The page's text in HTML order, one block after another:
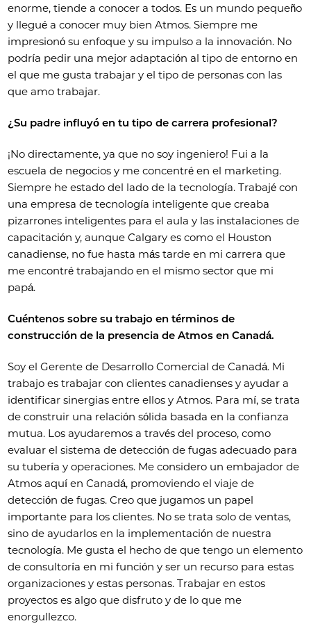
enorme, tiende a conocer a todos. Es un mundo pequeño
y llegué a conocer muy bien Atmos. Siempre me
impresionó su enfoque y su impulso a la innovación. No
podría pedir una mejor adaptación al tipo de entorno en
el que me gusta trabajar y el tipo de personas con las
que amo trabajar.
¿Su padre influyó en tu tipo de carrera profesional?
¡No directamente, ya que no soy ingeniero! Fui a la
escuela de negocios y me concentré en el marketing.
Siempre he estado del lado de la tecnología. Trabajé con
una empresa de tecnología inteligente que creaba
pizarrones inteligentes para el aula y las instalaciones de
capacitación y, aunque Calgary es como el Houston
canadiense, no fue hasta más tarde en mi carrera que
me encontré trabajando en el mismo sector que mi
papá.
Cuéntenos sobre su trabajo en términos de
construcción de la presencia de Atmos en Canadá.
Soy el Gerente de Desarrollo Comercial de Canadá. Mi
trabajo es trabajar con clientes canadienses y ayudar a
identificar sinergias entre ellos y Atmos. Para mí, se trata
de construir una relación sólida basada en la confianza
mutua. Los ayudaremos a través del proceso, como
evaluar el sistema de detección de fugas adecuado para
su tubería y operaciones. Me considero un embajador de
Atmos aquí en Canadá, promoviendo el viaje de
detección de fugas. Creo que jugamos un papel
importante para los clientes. No se trata solo de ventas,
sino de ayudarlos en la implementación de nuestra
tecnología. Me gusta el hecho de que tengo un elemento
de consultoría en mi función y ser un recurso para estas
organizaciones y estas personas. Trabajar en estos
proyectos es algo que disfruto y de lo que me
enorgullezco.